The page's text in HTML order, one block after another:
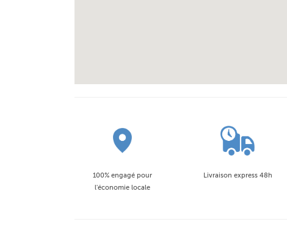
100% engagé pour
l'économie locale
Livraison express 48h